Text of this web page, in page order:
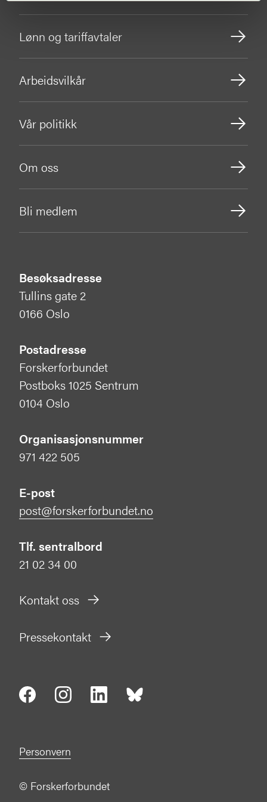
Lønn og tariffavtaler
Arbeidsvilkår
Vår politikk
Om oss
Bli medlem
Besøksadresse
Tullins gate 2
0166 Oslo
Postadresse
Forskerforbundet
Postboks 1025 Sentrum
0104 Oslo
Organisasjonsnummer
971 422 505
E-post
post@forskerforbundet.no
Tlf. sentralbord
21 02 34 00
Kontakt oss
Pressekontakt
Personvern
© Forskerforbundet